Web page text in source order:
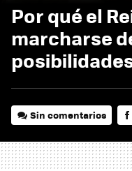
Por qué el
marcharse
Sin comentarios